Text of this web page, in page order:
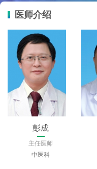
医师介绍
岳军
主任医师
妇产科